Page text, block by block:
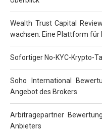
Wealth Trust Capital
wachsen: Eine Plattform
Sofortiger No-KYC-Krypto-
Soho International
Angebot des Brokers
Arbitragepartner
Anbieters